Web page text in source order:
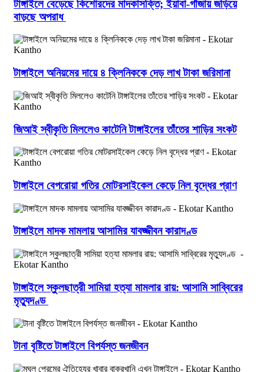
টাঙ্গাইলে বেড়েছে কিশোরদের মাদকাসক্তি; ইয়াবা-গাঁজায় জড়িয়ে
বাড়ছে অপরাধ
টাঙ্গাইলে অনিয়মের দায়ে ৪ ক্লিনিককে দেড় লাখ টাকা জরিমানা
জিআই স্বীকৃতি মিললেও কাটেনি টাঙ্গাইলের তাঁতের শাড়ির সংকট
টাঙ্গাইলে বেপরোয়া গতির মোটরসাইকেল কেড়ে নিল বৃদ্ধের প্রাণ
টাঙ্গাইলে মাদক মামলায় আসামির যাবজ্জীবন কারাদণ্ড
টাঙ্গাইলে স্কুলছাত্রী সামিয়া হত্যা মামলার রায়: আসামি সাব্বিরের
মৃত্যুদণ্ড
টানা বৃষ্টিতে টাঙ্গাইলে বিপর্যস্ত জনজীবন